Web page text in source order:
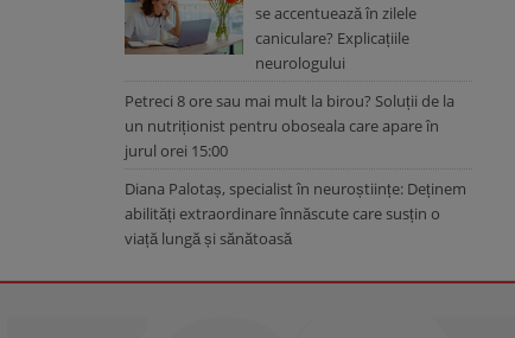
se accentuează în zilele
caniculare? Explicațiile
neurologului
Petreci 8 ore sau mai mult la birou? Soluții de la
un nutriționist pentru oboseala care apare în
jurul orei 15:00
Diana Palotaș, specialist în neuroștiințe: Deținem
abilități extraordinare înnăscute care susțin o
viață lungă și sănătoasă